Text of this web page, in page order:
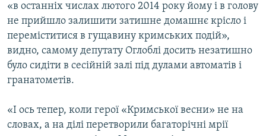
«в останніх числах лютого 2014 року йому і в голову
не прийшло залишити затишне домашнє крісло і
переміститися в гущавину кримських подій»,
видно, самому депутату Оглоблі досить незатишно
було сидіти в сесійній залі під дулами автоматів і
гранатометів.
«І ось тепер, коли герої «Кримської весни» не на
словах, а на ділі перетворили багаторічні мрії